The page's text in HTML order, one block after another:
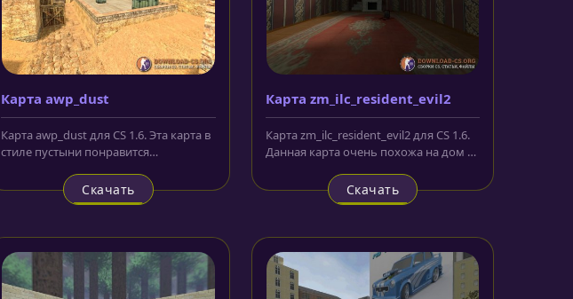
Карта awp_dust
Карта awp_dust для CS 1.6. Эта карта в
стиле пустыни понравится
снайперской...
Скачать
Карта zm_ilc_resident_evil2
Карта zm_ilc_resident_evil2 для CS 1.6.
Данная карта очень похожа на дом из
Скачать